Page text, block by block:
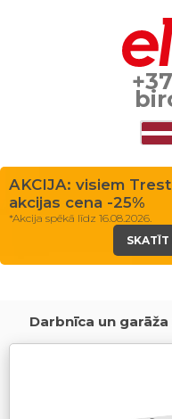
AKCIJA: visiem
akcijas cena -25%
*Akcija spēkā līdz 16.08.2026.
Darbnīca un garāža